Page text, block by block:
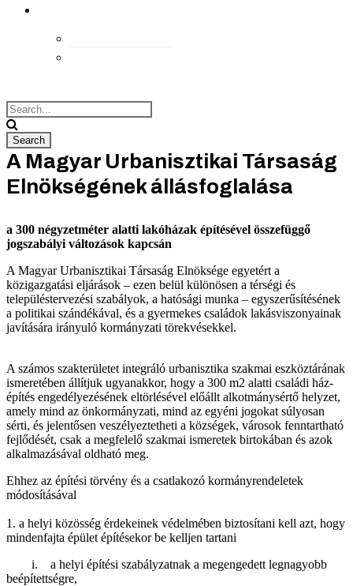
A Magyar Urbanisztikai Társaság
Elnökségének állásfoglalása
a 300 négyzetméter alatti lakóházak építésével összefüggő
jogszabályi változások kapcsán
A Magyar Urbanisztikai Társaság Elnöksége egyetért a
közigazgatási eljárások – ezen belül különösen a térségi és
településtervezési szabályok, a hatósági munka – egyszerűsítésének
a politikai szándékával, és a gyermekes családok lakásviszonyainak
javítására irányuló kormányzati törekvésekkel.
A számos szakterületet integráló urbanisztika szakmai eszköztárának
ismeretében állítjuk ugyanakkor, hogy a 300 m2 alatti családi ház-
építés engedélyezésének eltörlésével előállt alkotmánysértő helyzet,
amely mind az önkormányzati, mind az egyéni jogokat súlyosan
sérti, és jelentősen veszélyeztetheti a községek, városok fenntartható
fejlődését, csak a megfelelő szakmai ismeretek birtokában és azok
alkalmazásával oldható meg.
Ehhez az építési törvény és a csatlakozó kormányrendeletek
módosításával
1. a helyi közösség érdekeinek védelmében biztosítani kell azt, hogy
mindenfajta épület építésekor be kelljen tartani
i. a helyi építési szabályzatnak a megengedett legnagyobb
beépítettségre,